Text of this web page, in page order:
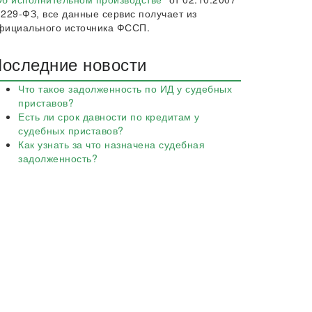
ФЗ, все данные сервис получает из
источника ФССП.
новости
Что такое задолженность по ИД у судебных
приставов?
Есть ли срок давности по кредитам у
судебных приставов?
Как узнать за что назначена судебная
задолженность?